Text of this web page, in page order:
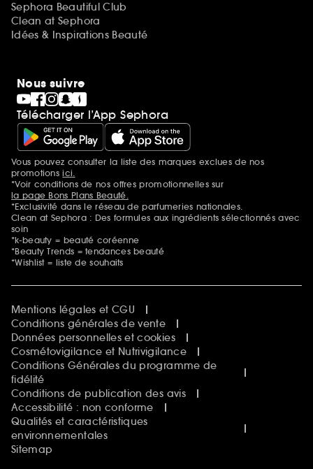
Sephora Beautiful Club
Clean at Sephora
Idées & Inspirations Beauté
Nous suivre
Télécharger l’App Sephora
Mentions additionnelles
Vous pouvez consulter la liste des marques exclues de nos
promotionsici.
*Voir conditions de nos offres promotionnelles sur
la page Bons Plans Beauté.
*Exclusivité dans le réseau de parfumeries nationales.
Clean at Sephora : Des formules aux ingrédients sélectionnés avec
soin
*k-beauty = beauté coréenne
*Beauty Trends = tendances beauté
*Wishlist = liste de souhaits
Mentions légales et CGU
Conditions générales de vente
Données personnelles et cookies
Cosmétovigilance et Nutrivigilance
Conditions Générales du programme de
fidélité
Conditions de publication des avis
Accessibilité : non conforme
Qualités et caractéristiques
environnementales
Sitemap